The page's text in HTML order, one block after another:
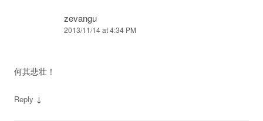
zevangu
2013/11/14 at 4:34 PM
何其悲壮！
Reply ↓